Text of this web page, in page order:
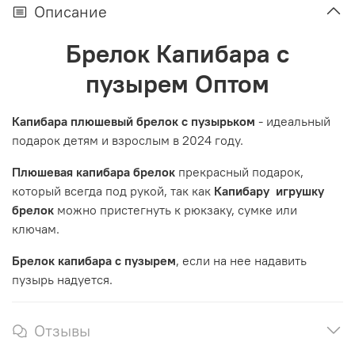
Описание
Брелок Капибара с
пузырем Оптом
Капибара плюшевый брелок с пузырьком - идеальный
подарок детям и взрослым в 2024 году.
Плюшевая капибара брелок прекрасный подарок,
который всегда под рукой, так как Капибару игрушку
брелок можно пристегнуть к рюкзаку, сумке или
ключам.
Брелок капибара с пузырем, если на нее надавить
пузырь надуется.
Отзывы